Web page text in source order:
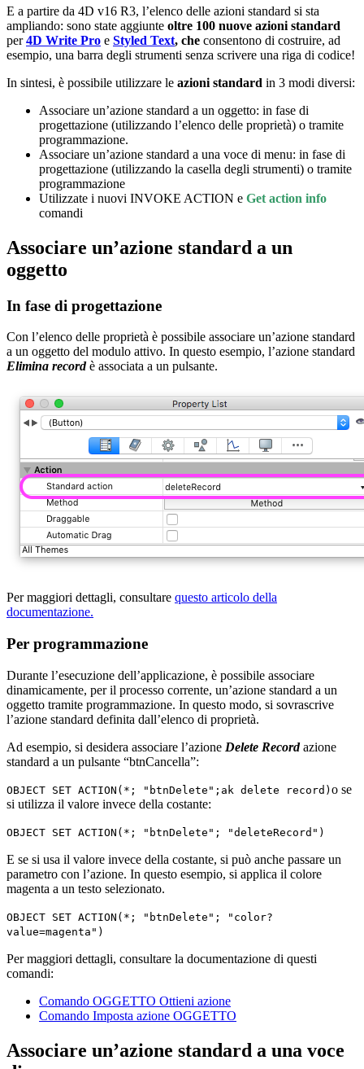
E a partire da 4D v16 R3, l’elenco delle azioni standard si sta
ampliando: sono state aggiunte oltre 100 nuove azioni standard
per4D Write Pro e Styled Text, che consentono di costruire, ad
esempio, una barra degli strumenti senza scrivere una riga di codice!
In sintesi, è possibile utilizzare le azioni standard in 3 modi diversi:
Associare un’azione standard a un oggetto: in fase di
progettazione (utilizzando l’elenco delle proprietà) o tramite
programmazione.
Associare un’azione standard a una voce di menu: in fase di
progettazione (utilizzando la casella degli strumenti) o tramite
programmazione
Utilizzate i nuovi INVOKE ACTION e Get action info
comandi
Associare un’azione standard a un
oggetto
In fase di progettazione
Con l’elenco delle proprietà è possibile associare un’azione standard
a un oggetto del modulo attivo. In questo esempio, l’azione standard
Elimina recordè associata a un pulsante.
Per maggiori dettagli, consultare questo articolo della
documentazione.
Per programmazione
Durante l’esecuzione dell’applicazione, è possibile associare
dinamicamente, per il processo corrente, un’azione standard a un
oggetto tramite programmazione. In questo modo, si sovrascrive
l’azione standard definita dall’elenco di proprietà.
Ad esempio, si desidera associare l’azione Delete Record azione
standard a un pulsante “btnCancella”:
OBJECT SET ACTION (*; "btnDelete"; ak delete record ) o se
si utilizza il valore invece della costante:
OBJECT SET ACTION (*; "btnDelete"; "deleteRecord")
E se si usa il valore invece della costante, si può anche passare un
parametro con l’azione. In questo esempio, si applica il colore
magenta a un testo selezionato.
OBJECT SET ACTION (*; "btnDelete"; "color?
value=magenta")
Per maggiori dettagli, consultare la documentazione di questi
comandi:
Comando OGGETTO Ottieni azione
Comando Imposta azione OGGETTO
Associare un’azione standard a una voce